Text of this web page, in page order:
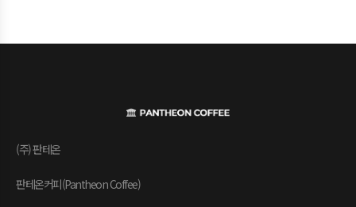
(주) 판테온
판테온커피(Pantheon Coffee)